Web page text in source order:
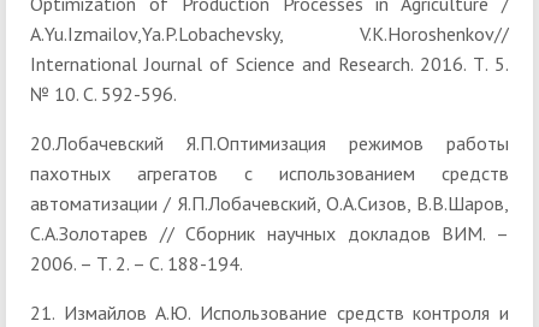
A.Yu.Izmailov,Ya.P.Lobachevsky, V.K.Horoshenkov//
International Journal of Science and Research. 2016. Т. 5.
№ 10. С. 592-596.
20.Лобачевский Я.П.Оптимизация режимов работы
пахотных агрегатов с использованием средств
автоматизации / Я.П.Лобачевский, О.А.Сизов, В.В.Шаров,
С.А.Золотарев // Сборник научных докладов ВИМ. –
2006. – Т. 2. – С. 188-194.
21. Измайлов А.Ю. Использование средств контроля и